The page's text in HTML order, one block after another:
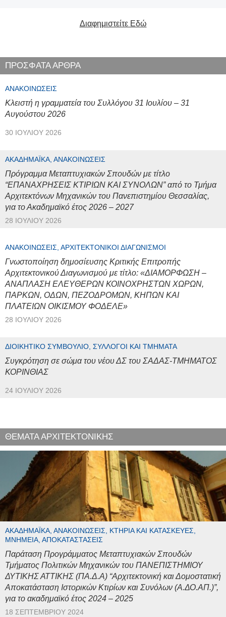
Διαφημιστείτε Εδώ
ΠΡΟΣΦΑΤΑ ΑΡΘΡΑ
ΑΝΑΚΟΙΝΏΣΕΙΣ
Κλειστή η γραμματεία του Συλλόγου 31 Ιουλίου – 31
Αυγούστου 2026
30 ΙΟΥΛΊΟΥ 2026
ΑΚΑΔΗΜΑΪΚΆ, ΑΝΑΚΟΙΝΏΣΕΙΣ
Πρόγραμμα Μεταπτυχιακών Σπουδών με τίτλο
“ΕΠΑΝΑΧΡΗΣΕΙΣ ΚΤΙΡΙΩΝ ΚΑΙ ΣΥΝΟΛΩΝ” από το Τμήμα
Αρχιτεκτόνων Μηχανικών του Πανεπιστημίου Θεσσαλίας,
για το Ακαδημαϊκό έτος 2026 – 2027
28 ΙΟΥΛΊΟΥ 2026
ΑΝΑΚΟΙΝΏΣΕΙΣ, ΑΡΧΙΤΕΚΤΟΝΙΚΟΊ ΔΙΑΓΩΝΙΣΜΟΊ
Γνωστοποίηση δημοσίευσης Κριτικής Επιτροπής
Αρχιτεκτονικού Διαγωνισμού με τίτλο: «ΔΙΑΜΟΡΦΩΣΗ –
ΑΝΑΠΛΑΣΗ ΕΛΕΥΘΕΡΩΝ ΚΟΙΝΟΧΡΗΣΤΩΝ ΧΩΡΩΝ,
ΠΑΡΚΩΝ, ΟΔΩΝ, ΠΕΖΟΔΡΟΜΩΝ, ΚΗΠΩΝ ΚΑΙ
ΠΛΑΤΕΙΩΝ ΟΙΚΙΣΜΟΥ ΦΟΔΕΛΕ»
28 ΙΟΥΛΊΟΥ 2026
ΔΙΟΙΚΗΤΙΚΌ ΣΥΜΒΟΎΛΙΟ, ΣΎΛΛΟΓΟΙ ΚΑΙ ΤΜΉΜΑΤΑ
Συγκρότηση σε σώμα του νέου ΔΣ του ΣΑΔΑΣ-ΤΜΗΜΑΤΟΣ
ΚΟΡΙΝΘΙΑΣ
24 ΙΟΥΛΊΟΥ 2026
ΘΕΜΑΤΑ ΑΡΧΙΤΕΚΤΟΝΙΚΗΣ
ΑΚΑΔΗΜΑΪΚΆ, ΑΝΑΚΟΙΝΏΣΕΙΣ, ΚΤΉΡΙΑ ΚΑΙ ΚΑΤΑΣΚΕΥΈΣ,
ΜΝΗΜΕΊΑ, ΑΠΟΚΑΤΑΣΤΆΣΕΙΣ
Παράταση Προγράμματος Μεταπτυχιακών Σπουδών
Τμήματος Πολιτικών Μηχανικών του ΠΑΝΕΠΙΣΤΗΜΙΟΥ
ΔΥΤΙΚΗΣ ΑΤΤΙΚΗΣ (ΠΑ.Δ.Α) “Αρχιτεκτονική και Δομοστατική
Αποκατάσταση Ιστορικών Κτιρίων και Συνόλων (Α.ΔΟ.ΑΠ.)”,
για το ακαδημαϊκό έτος 2024 – 2025
18 ΣΕΠΤΕΜΒΡΊΟΥ 2024